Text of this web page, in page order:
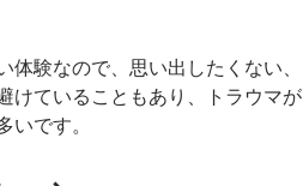
体験なので、思い出したくない、
けていることもあり、トラウマが
いです。